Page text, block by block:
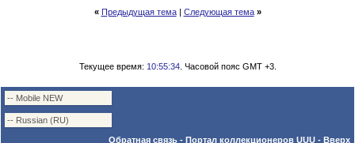
« Предыдущая тема| Следующая тема »
Текущее время: 10:55:34. Часовой пояс GMT +3.
Обратная связь - Портал коллекционеров UUU - Вверх